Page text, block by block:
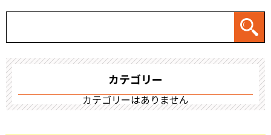
カテゴリー
カテゴリーはありません